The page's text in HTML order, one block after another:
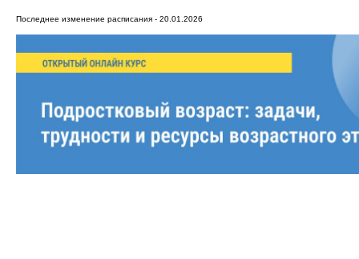
Последнее изменение расписания - 20.01.2026